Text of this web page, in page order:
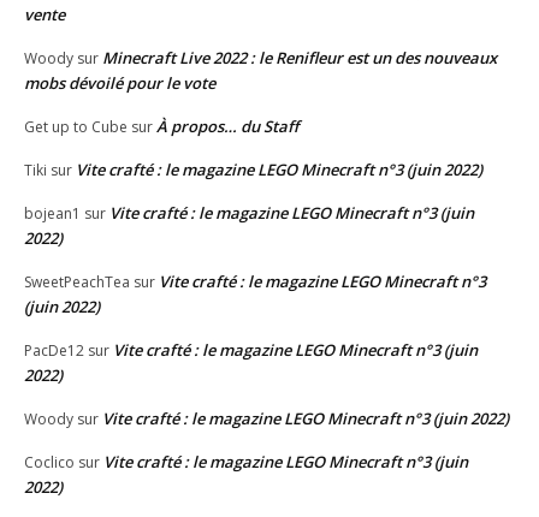
vente
Woody sur Minecraft Live 2022 : le Renifleur est un des nouveaux
mobs dévoilé pour le vote
Get up to Cube surÀ propos… du Staff
Tiki sur Vite crafté : le magazine LEGO Minecraft n°3 (juin 2022)
bojean1 sur Vite crafté : le magazine LEGO Minecraft n°3 (juin
2022)
SweetPeachTea sur Vite crafté : le magazine LEGO Minecraft n°3
(juin 2022)
PacDe12 sur Vite crafté : le magazine LEGO Minecraft n°3 (juin
2022)
Woody sur Vite crafté : le magazine LEGO Minecraft n°3 (juin 2022)
Coclico sur Vite crafté : le magazine LEGO Minecraft n°3 (juin
2022)